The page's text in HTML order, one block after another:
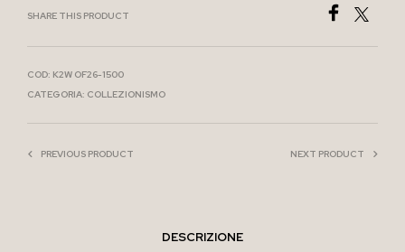
SHARE THIS PRODUCT
COD: K2W OF26-1500
CATEGORIA: COLLEZIONISMO
PREVIOUS PRODUCT NEXT PRODUCT
DESCRIZIONE